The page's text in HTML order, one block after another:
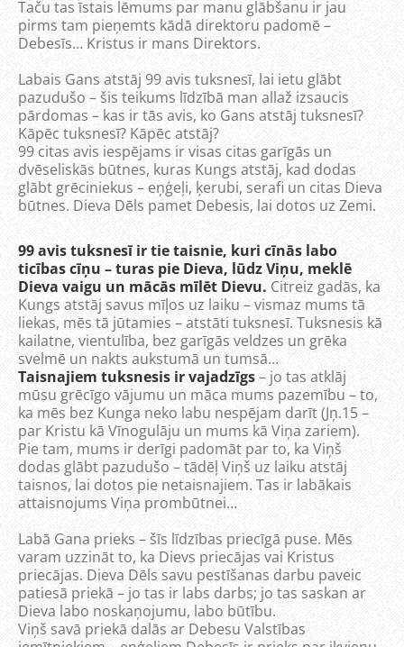
Taču tas īstais lēmums par manu glābšanu ir jau
pirms tam pieņemts kādā direktoru padomē –
Debesīs… Kristus ir mans Direktors.
Labais Gans atstāj 99 avis tuksnesī, lai ietu glābt
pazudušo – šis teikums līdzībā man allaž izsaucis
pārdomas – kas ir tās avis, ko Gans atstāj tuksnesī?
Kāpēc tuksnesī? Kāpēc atstāj?
99 citas avis iespējams ir visas citas garīgās un
dvēseliskās būtnes, kuras Kungs atstāj, kad dodas
glābt grēciniekus – eņģeļi, ķerubi, serafi un citas Dieva
būtnes. Dieva Dēls pamet Debesis, lai dotos uz Zemi.
99 avis tuksnesī ir tie taisnie, kuri cīnās labo
ticības cīņu – turas pie Dieva, lūdz Viņu, meklē
Dieva vaigu un mācās mīlēt Dievu. Citreiz gadās, ka
Kungs atstāj savus mīļos uz laiku – vismaz mums tā
liekas, mēs tā jūtamies – atstāti tuksnesī. Tuksnesis kā
kailatne, vientulība, bez garīgās veldzes un grēka
svelmē un nakts aukstumā un tumsā…
Taisnajiem tuksnesis ir vajadzīgs– jo tas atklāj
mūsu grēcīgo vājumu un māca mums pazemību – to,
ka mēs bez Kunga neko labu nespējam darīt (Jņ.15 –
par Kristu kā Vīnogulāju un mums kā Viņa zariem).
Pie tam, mums ir derīgi padomāt par to, ka Viņš
dodas glābt pazudušo – tādēļ Viņš uz laiku atstāj
taisnos, lai dotos pie netaisnajiem. Tas ir labākais
attaisnojums Viņa prombūtnei…
Labā Gana prieks – šīs līdzības priecīgā puse. Mēs
varam uzzināt to, ka Dievs priecājas vai Kristus
priecājas. Dieva Dēls savu pestīšanas darbu paveic
patiesā priekā – jo tas ir labs darbs; jo tas saskan ar
Dieva labo noskaņojumu, labo būtību.
Viņš savā priekā dalās ar Debesu Valstības